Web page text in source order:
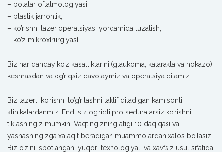
– bolalar oftalmologiyasi;
– plastik jarrohlik;
– ko’rishni lazer operatsiyasi yordamida tuzatish;
– ko’z mikroxirurgiyasi.
Biz har qanday ko’z kasalliklarini (glaukoma, katarakta va hokazo)
kesmasdan va og’riqsiz davolaymiz va operatsiya qilamiz.
Biz lazerli ko’rishni to’g’rilashni taklif qiladigan kam sonli
klinikalardanmiz. Endi siz og’riqli protseduralarsiz ko’rishni
tiklashingiz mumkin. Vaqtingizning atigi 10 daqiqasi va
yashashingizga xalaqit beradigan muammolardan xalos bo’lasiz.
Biz o’zini isbotlangan, yuqori texnologiyali va xavfsiz usul sifatida